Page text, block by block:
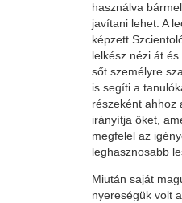
használva
javítani lehet. A
képzett
lelkész nézi át és
sőt személyre
is segíti a
részeként ahhoz
irányítja őket,
megfelel az
leghasznosabb
Miután saját
nyereségük volt